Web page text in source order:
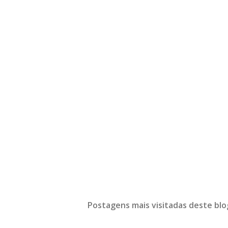
Postagens mais visitadas deste